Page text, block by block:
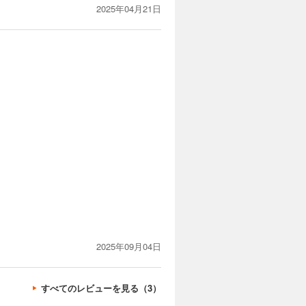
2025年04月21日
2025年09月04日
すべてのレビューを見る（3）